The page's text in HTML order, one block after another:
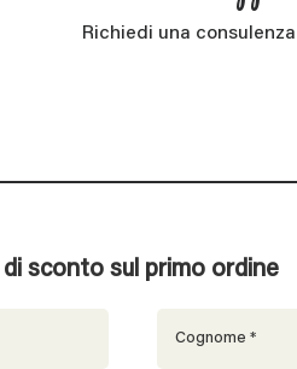
Richiedi una consulenza
di sconto sul primo ordine